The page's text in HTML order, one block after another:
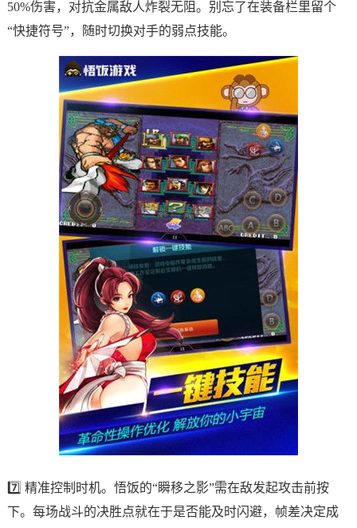
50%伤害，对抗金属敌人炸裂无阻。别忘了在装备栏里留个
“快捷符号”，随时切换对手的弱点技能。
7️⃣ 精准控制时机。悟饭的“瞬移之影”需在敌发起攻击前按
下。每场战斗的决胜点就在于是否能及时闪避，帧差决定成